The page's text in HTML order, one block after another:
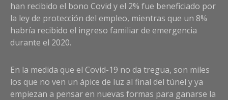
han recibido el bono Covid y el 2% fue beneficiado por
la ley de protección del empleo, mientras que un 8%
habría recibido el ingreso familiar de emergencia
durante el 2020.
En la medida que el Covid-19 no da tregua, son miles
los que no ven un ápice de luz al final del túnel y ya
empiezan a pensar en nuevas formas para ganarse la